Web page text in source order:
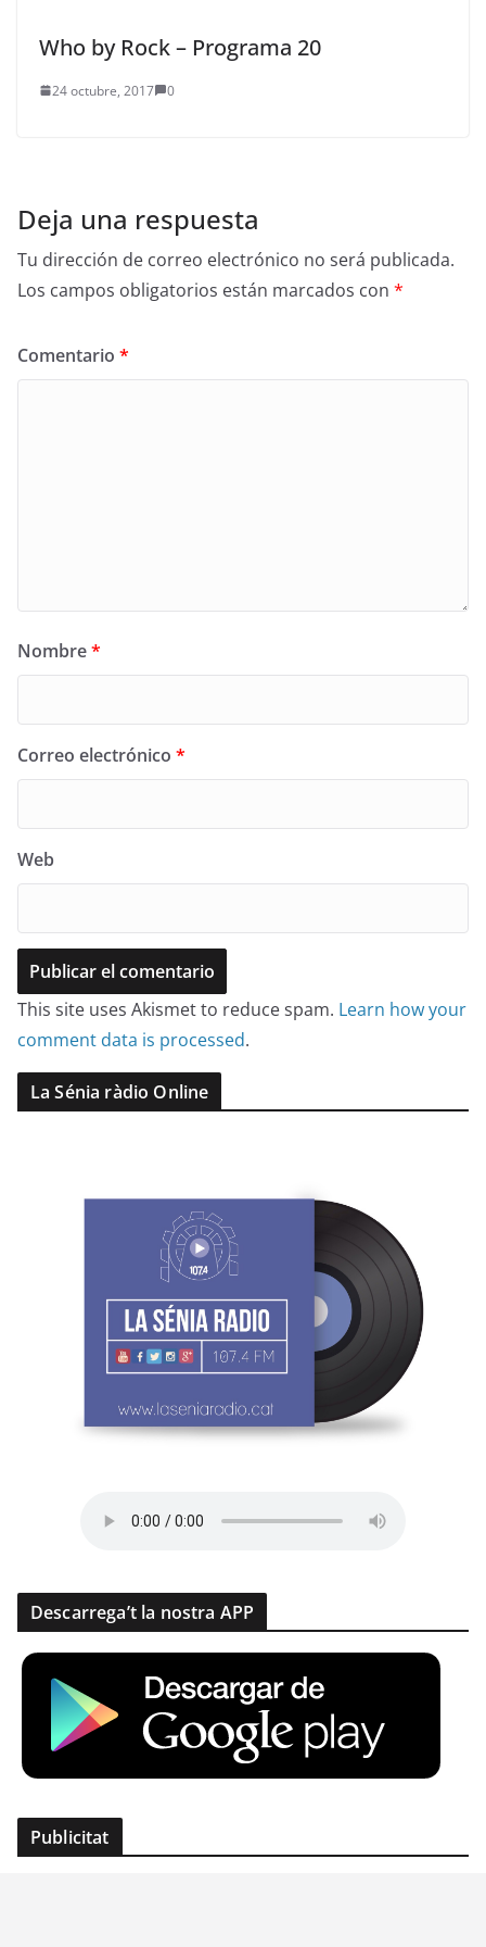
Who by Rock – Programa 20
24 octubre, 2017 0
Deja una respuesta
Tu dirección de correo electrónico no será publicada.
Los campos obligatorios están marcados con *
Comentario *
Nombre*
Correo electrónico *
Web
This site uses Akismet to reduce spam. Learn how your
comment data is processed.
La Sénia ràdio Online
Descarrega’t la nostra APP
Publicitat